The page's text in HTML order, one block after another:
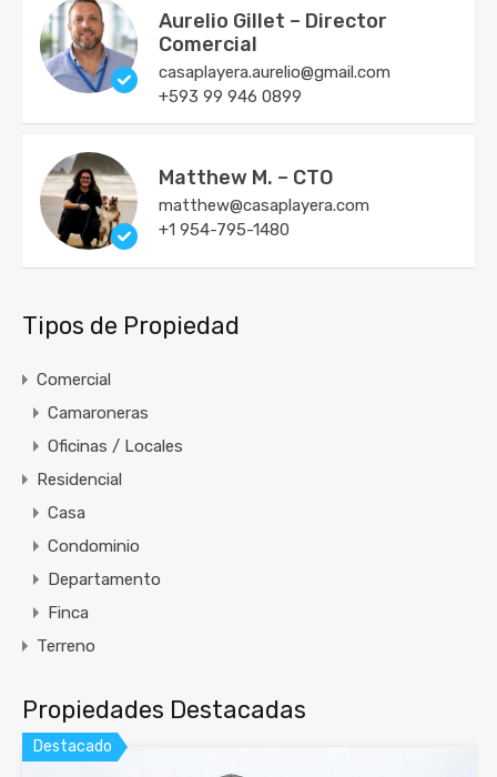
Aurelio Gillet – Director
Comercial
casaplayera.aurelio@gmail.com
+593 99 946 0899
Matthew M. – CTO
matthew@casaplayera.com
+1 954-795-1480
Tipos de Propiedad
Comercial
Camaroneras
Oficinas / Locales
Residencial
Casa
Condominio
Departamento
Finca
Terreno
Propiedades Destacadas
Destacado